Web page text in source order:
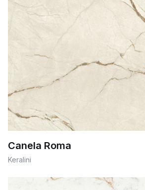
Canela Roma
Keralini